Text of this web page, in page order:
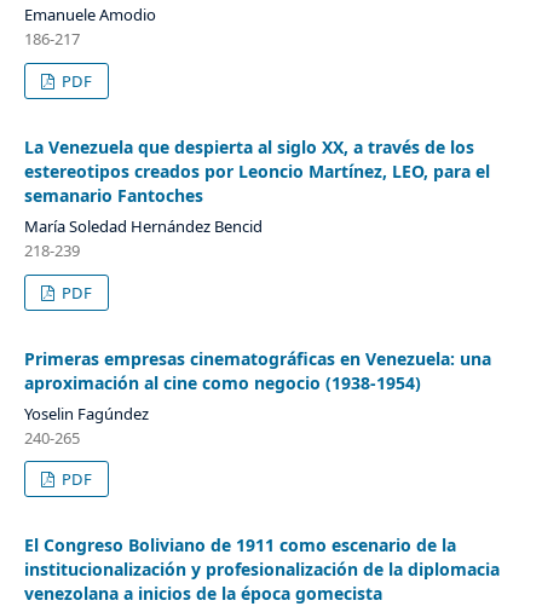
Emanuele Amodio
186-217
PDF
La Venezuela que despierta al siglo XX, a través de los
estereotipos creados por Leoncio Martínez, LEO, para el
semanario Fantoches
María Soledad Hernández Bencid
218-239
PDF
Primeras empresas cinematográficas en Venezuela: una
aproximación al cine como negocio (1938-1954)
Yoselin Fagúndez
240-265
PDF
El Congreso Boliviano de 1911 como escenario de la
institucionalización y profesionalización de la diplomacia
venezolana a inicios de la época gomecista